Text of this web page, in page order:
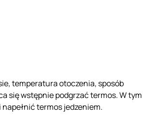
temperatura otoczenia, sposób
się wstępnie podgrzać termos. W tym
termos jedzeniem.